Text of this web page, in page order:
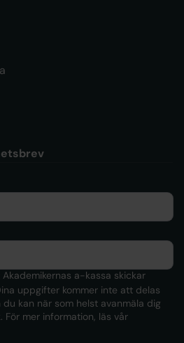
a-kassa skickar
uppgifter kommer inte att delas
kan när som helst avanmäla dig
mer information, läs vår